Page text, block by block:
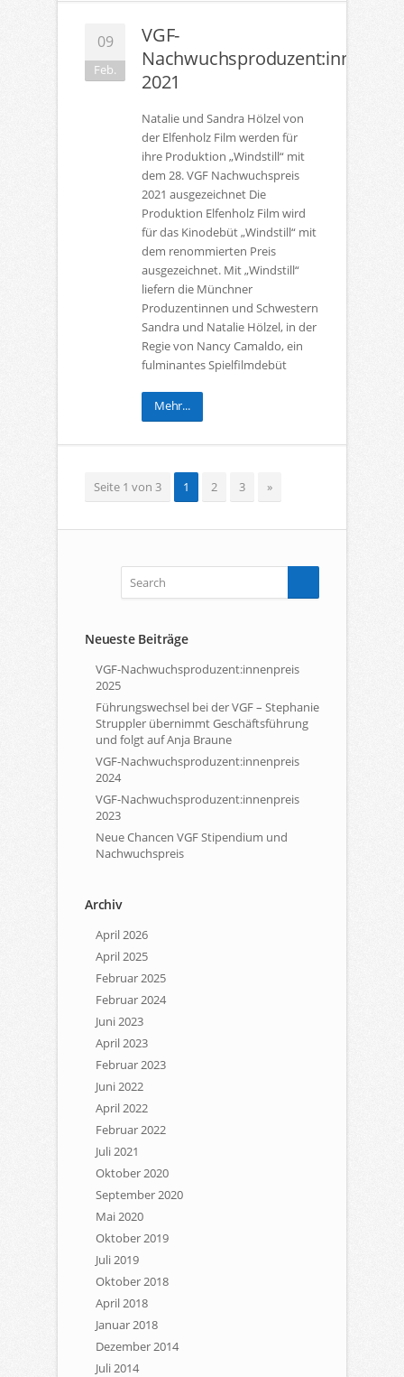
09
Feb.
VGF-
2021
Natalie und Sandra Hölzel von
der Elfenholz Film werden für
ihre Produktion „Windstill“ mit
dem 28. VGF Nachwuchspreis
2021 ausgezeichnet Die
Produktion Elfenholz Film wird
für das Kinodebüt „Windstill“ mit
dem renommierten Preis
ausgezeichnet. Mit „Windstill“
liefern die Münchner
Produzentinnen und Schwestern
Sandra und Natalie Hölzel, in der
Regie von Nancy Camaldo, ein
fulminantes Spielfilmdebüt
Mehr...
Seite 1 von 3 1 2 3 »
Neueste Beiträge
VGF-Nachwuchsproduzent:innenpreis
2025
Führungswechsel bei der VGF – Stephanie
Struppler übernimmt Geschäftsführung
und folgt auf Anja Braune
VGF-Nachwuchsproduzent:innenpreis
2024
VGF-Nachwuchsproduzent:innenpreis
2023
Neue Chancen VGF Stipendium und
Nachwuchspreis
Archiv
April 2026
April 2025
Februar 2025
Februar 2024
Juni 2023
April 2023
Februar 2023
Juni 2022
April 2022
Februar 2022
Juli 2021
Oktober 2020
September 2020
Mai 2020
Oktober 2019
Juli 2019
Oktober 2018
April 2018
Januar 2018
Dezember 2014
Juli 2014